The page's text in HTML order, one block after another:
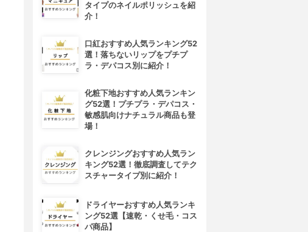
タイプのネイルポリッシュを紹
介！
口紅おすすめ人気ランキング52
選！落ちないリップをプチプ
ラ・デパコス別に紹介！
化粧下地おすすめ人気ランキン
グ52選！プチプラ・デパコス・
敏感肌向けナチュラル商品も登
場！
クレンジングおすすめ人気ラン
キング52選！徹底調査してテク
スチャータイプ別に紹介！
ドライヤーおすすめ人気ランキ
ング52選【速乾・くせ毛・コス
パ商品】